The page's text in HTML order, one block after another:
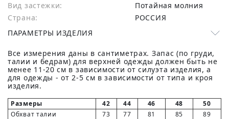
Вид застежки:
Потайная молния
Страна:
РОССИЯ
ПАРАМЕТРЫ ИЗДЕЛИЯ
Все измерения даны в сантиметрах. Запас (по груди,
талии и бедрам) для верхней одежды должен быть не
менее 11-20 см в зависимости от силуэта изделия, а
для одежды - от 2-5 см в зависимости от типа и кроя
изделия.
Размеры 42 44 46 48
50
Обхват талии
73 77 81 85
89